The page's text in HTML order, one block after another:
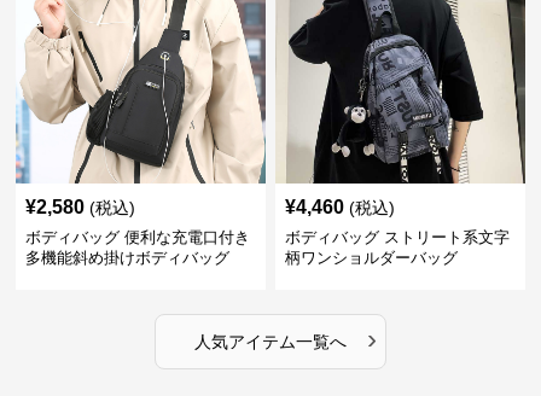
¥2,580 (税込)
ボディバッグ 便利な充電口付き
多機能斜め掛けボディバッグ
¥4,460 (税込)
ボディバッグ ストリート系文字
柄ワンショルダーバッグ
人気アイテム一覧へ ›